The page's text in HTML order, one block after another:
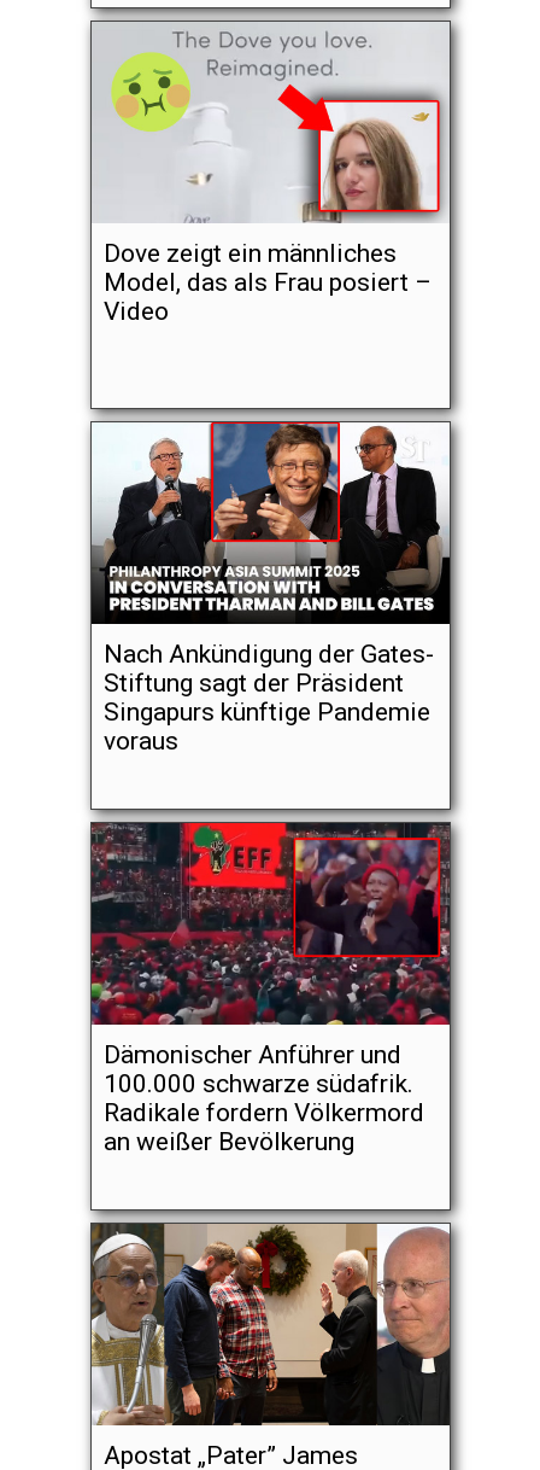
Dove zeigt ein männliches
Model, das als Frau posiert –
Video
Nach Ankündigung der Gates-
Stiftung sagt der Präsident
Singapurs künftige Pandemie
voraus
Dämonischer Anführer und
100.000 schwarze südafrik.
Radikale fordern Völkermord
an weißer Bevölkerung
Apostat „Pater” James